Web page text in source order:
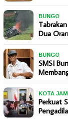
BUNGO
Dua
BUNGO
SMSI
KOTA
Perkuat